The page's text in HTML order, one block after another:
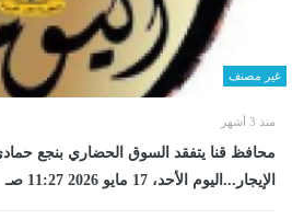
غير مصنف
منذ 3 أشهر
محافظ قنا يتفقد السوق الحضاري بنجع
الإيجار...اليوم الأحد، 17 مايو 2026 11:27 صـ